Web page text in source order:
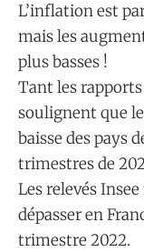
L’inflation est
mais les
plus basses !
Tant les rapports
soulignent que
baisse des pays
trimestres de
Les relevés
dépasser en
trimestre 2022.